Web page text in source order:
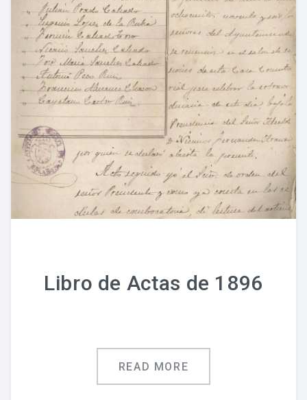
FONDO DOCUMENTAL
Fondo Eclesiástico
Fondo Histórico
Fondo Notarial
Catálogos Y Cuadros De Clasificación
Categorías
Libros De Actas
Jornadas De Historia Local
Libro de Actas de 1896
READ MORE